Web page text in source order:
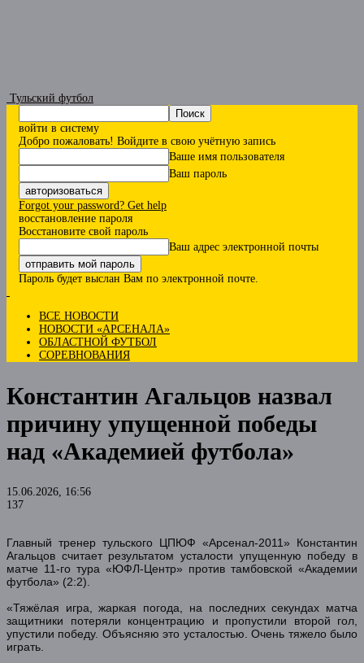
Тульский футбол
войти в систему
Добро пожаловать! Войдите в свою учётную запись
Ваше имя пользователя
Ваш пароль
Forgot your password? Get help
восстановление пароля
Восстановите свой пароль
Ваш адрес электронной почты
Пароль будет выслан Вам по электронной почте.
ВСЕ НОВОСТИ
НОВОСТИ «АРСЕНАЛА»
ОБЛАСТНОЙ ФУТБОЛ
СОРЕВНОВАНИЯ
Константин Агальцов назвал
причину упущенной победы
над «Академией футбола»
15.06.2026, 16:56
137
Главный тренер тульского ЦПЮФ «Арсенал-2011» Константин
Агальцов считает результатом усталости упущенную победу в
матче 11-го тура «ЮФЛ-Центр» против тамбовской «Академии
футбола» (2:2).
«Тяжёлая игра, жаркая погода, на последних секундах матча
защитники потеряли концентрацию и пропустили второй гол,
упустили победу. Объясняю это усталостью. Очень тяжело было
играть.